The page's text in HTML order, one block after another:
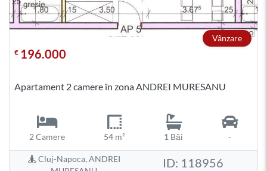
Vânzare
€ 196.000
Apartament 2 camere în zona ANDREI MURESANU
2 Camere 54 m² 1 Băi -
Cluj-Napoca, ANDREI
ID: 118956